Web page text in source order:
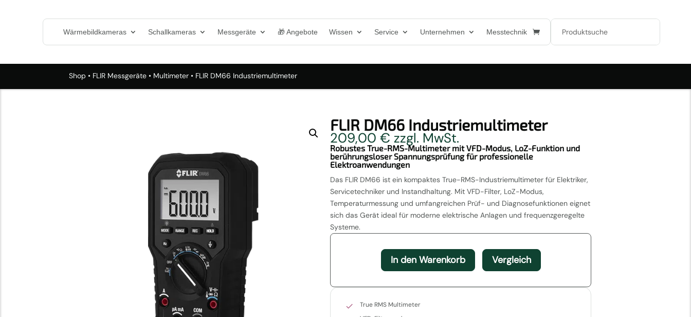
Wärmebildkameras Schallkameras Messgeräte 🎁 Angebote Wissen Service Unternehmen Messtechnik
Shop • FLIR Messgeräte • Multimeter • FLIR DM66 Industriemultimeter
FLIR DM66 Industriemultimeter
209,00€ zzgl. MwSt.
Robustes True-RMS-Multimeter mit VFD-Modus, LoZ-Funktion und
berührungsloser Spannungsprüfung für professionelle
Elektroanwendungen
Das FLIR DM66 ist ein kompaktes True-RMS-Industriemultimeter für Elektriker,
Servicetechniker und Instandhaltung. Mit VFD-Filter, LoZ-Modus,
Temperaturmessung und umfangreichen Prüf- und Diagnosefunktionen eignet
sich das Gerät ideal für moderne elektrische Anlagen und frequenzgeregelte
Systeme.
In den Warenkorb Vergleich
True RMS Multimeter